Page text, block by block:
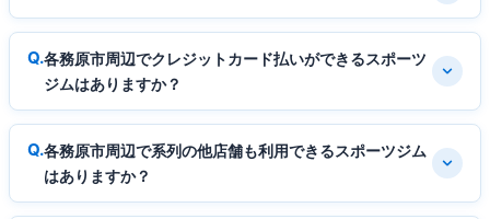
各務原市周辺でクレジットカード払いができるスポーツ
ジムはありますか？
各務原市周辺で系列の他店舗も利用できるスポーツジム
はありますか？